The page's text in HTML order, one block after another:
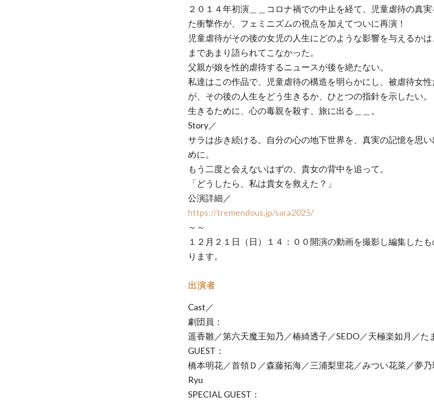
２０１４年初演＿＿コロナ禍での中止を経て、児童虐待の真
た衝撃作が、フェミニズムの視点を加えてついに再演！
児童虐待がその後の女児の人生にどのような影響を与えるか
まであまり語られてこなかった。
父親が娘を性的虐待するニュースが後を絶たない。
私達はこの作品で、児童虐待の構造を明らかにし、被虐待女性
が、その後の人生をどう生きるか、ひとつの指針を示したい。
生きるために、心の毒親を殺す、旅に出る＿＿。
Story／
サラは歩き続ける。自分の心の地下世界を、真実の記憶を思い
めに。
もう二度と会えないはずの、貴女の背中を追って。
「どうしたら、私は貴女を救えた？」
公演詳細／
https://tremendous.jp/sara2025/
～～
１２月２１日（日）１４：００開演の動画を撮影し編集した
ります。
出演者
Cast／
劇団員：
遥香雛／第六天魔王知乃／椿綺透子／SEDO／天極楽如月／た
GUEST：
橋本明花／首領Ｄ／森藤拓海／三浦梨里花／みつい花菜／夢乃
Ryu
SPECIAL GUEST：